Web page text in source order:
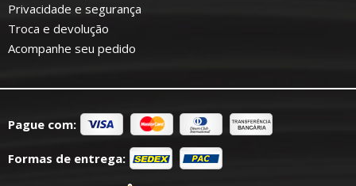
Privacidade e segurança
Troca e devolução
Acompanhe seu pedido
Pague com:
Formas de entrega: